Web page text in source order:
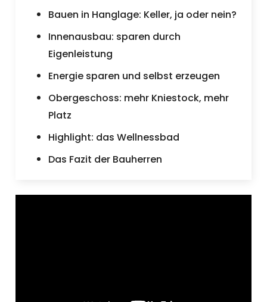
Bauen in Hanglage: Keller, ja oder nein?
Innenausbau: sparen durch
Eigenleistung
Energie sparen und selbst erzeugen
Obergeschoss: mehr Kniestock, mehr
Platz
Highlight: das Wellnessbad
Das Fazit der Bauherren